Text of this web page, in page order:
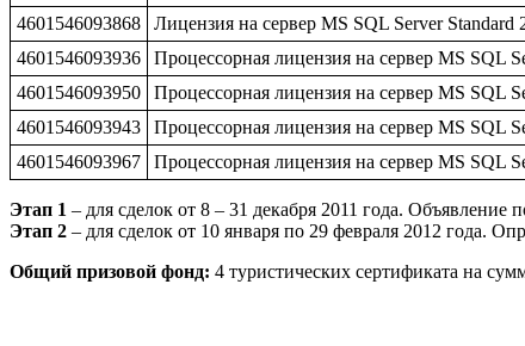
4601546093868
Лицензия на сервер MS SQL Server
4601546093936
Процессорная лицензия на сервер MS SQL
4601546093950
Процессорная лицензия на сервер MS SQL
4601546093943
Процессорная лицензия на сервер MS SQL
4601546093967
Процессорная лицензия на сервер MS SQL
Этап 1 – для сделок от 8 – 31 декабря 2011 года. Объявление
Этап 2 – для сделок от 10 января по 29 февраля 2012 года.
Общий призовой фонд: 4 туристических сертификата на